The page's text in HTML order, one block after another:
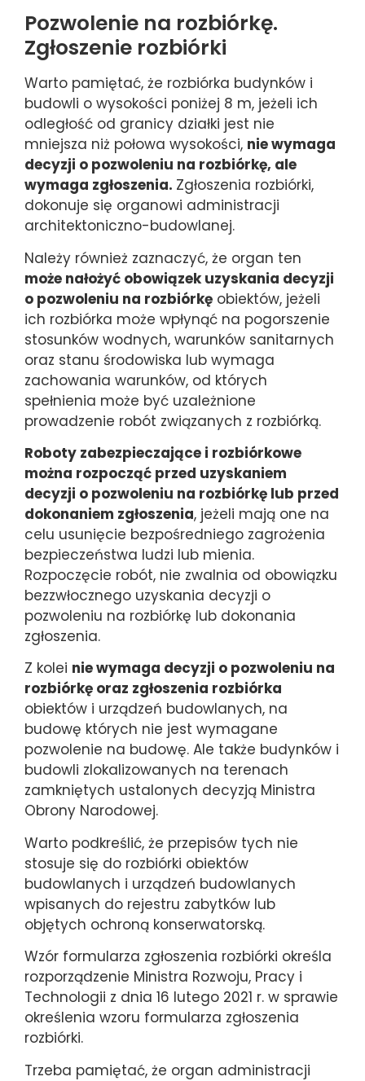
Pozwolenie na rozbiórkę.
Zgłoszenie rozbiórki
Warto pamiętać, że rozbiórka budynków i
budowli o wysokości poniżej 8 m, jeżeli ich
odległość od granicy działki jest nie
mniejsza niż połowa wysokości, nie wymaga
decyzji o pozwoleniu na rozbiórkę, ale
wymaga zgłoszenia. Zgłoszenia rozbiórki,
dokonuje się organowi administracji
architektoniczno-budowlanej.
Należy również zaznaczyć, że organ ten
może nałożyć obowiązek uzyskania decyzji
o pozwoleniu na rozbiórkę obiektów, jeżeli
ich rozbiórka może wpłynąć na pogorszenie
stosunków wodnych, warunków sanitarnych
oraz stanu środowiska lub wymaga
zachowania warunków, od których
spełnienia może być uzależnione
prowadzenie robót związanych z rozbiórką.
Roboty zabezpieczające i rozbiórkowe
można rozpocząć przed uzyskaniem
decyzji o pozwoleniu na rozbiórkę lub przed
dokonaniem zgłoszenia, jeżeli mają one na
celu usunięcie bezpośredniego zagrożenia
bezpieczeństwa ludzi lub mienia.
Rozpoczęcie robót, nie zwalnia od obowiązku
bezzwłocznego uzyskania decyzji o
pozwoleniu na rozbiórkę lub dokonania
zgłoszenia.
Z kolei nie wymaga decyzji o pozwoleniu na
rozbiórkę oraz zgłoszenia rozbiórka
obiektów i urządzeń budowlanych, na
budowę których nie jest wymagane
pozwolenie na budowę. Ale także budynków i
budowli zlokalizowanych na terenach
zamkniętych ustalonych decyzją Ministra
Obrony Narodowej.
Warto podkreślić, że przepisów tych nie
stosuje się do rozbiórki obiektów
budowlanych i urządzeń budowlanych
wpisanych do rejestru zabytków lub
objętych ochroną konserwatorską.
Wzór formularza zgłoszenia rozbiórki określa
rozporządzenie Ministra Rozwoju, Pracy i
Technologii z dnia 16 lutego 2021 r. w sprawie
określenia wzoru formularza zgłoszenia
rozbiórki.
Trzeba pamiętać, że organ administracji